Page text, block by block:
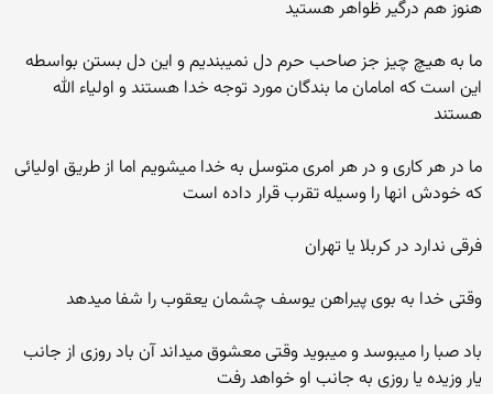
هنوز هم درگیر ظواهر هستید
ما به هیچ چیز جز صاحب حرم دل نمیبندیم و این دل بستن بواسطه
این است که امامان ما بندگان مورد توجه خدا هستند و اولیاء الله
هستند
ما در هر کاری و در هر امری متوسل به خدا میشویم اما از طریق اولیائی
که خودش انها را وسیله تقرب قرار داده است
فرقی ندارد در کربلا یا تهران
وقتی خدا به بوی پیراهن یوسف چشمان یعقوب را شفا میدهد
باد صبا را میبوسد و میبوید وقتی معشوق میداند آن باد روزی از جانب
یار وزیده یا روزی به جانب او خواهد رفت